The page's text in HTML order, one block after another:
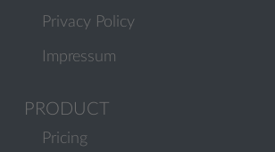
Privacy Policy
Impressum
PRODUCT
Pricing